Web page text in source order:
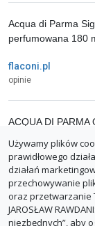
flaconi.pl
opinie
Acqua di Parma
perfumowana 180
breuninger.com
opinie
ACQUA DI
ZGŁOŚ BŁĄD
Używamy plików
prawidłowego
działań
przechowywanie
oraz przetwarzanie
JAROSŁAW
niezbędnych”, aby